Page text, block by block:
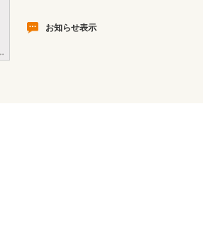
お知らせ表示